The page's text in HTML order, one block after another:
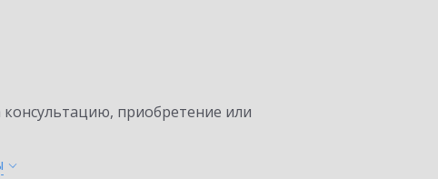
приобретение или